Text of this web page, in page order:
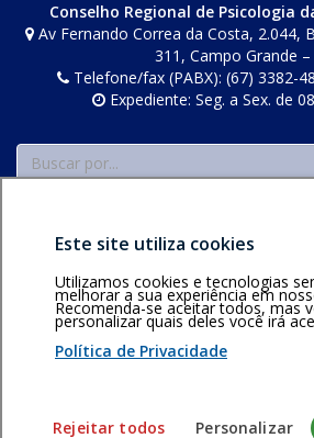
Conselho Regional de Psicologia
Av Fernando Correa da Costa, 2.044,
311, Campo Grande –
Telefone/fax (PABX): (67) 3382-
Expediente: Seg. a Sex. de
Buscar
Área restritaPolítica de
privacidade
Personalização
de cookies
Sistema desenvolvido pela
Este site utiliza cookies
Utilizamos cookies e tecnologias
melhorar a sua experiência em
Recomenda-se aceitar todos, mas
personalizar quais deles você irá
Política de Privacidade
Rejeitar todos Personalizar